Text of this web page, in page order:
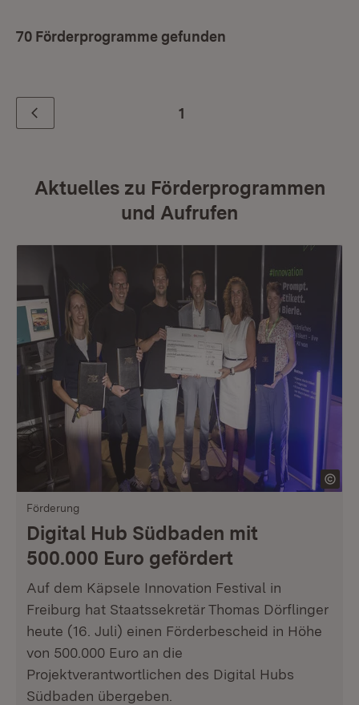
70 Förderprogramme gefunden
Zurück 1
Aktuelles zu Förderprogrammen
und Aufrufen
Förderung
Digital Hub Südbaden mit
500.000 Euro gefördert
Auf dem Käpsele Innovation Festival in
Freiburg hat Staatssekretär Thomas Dörflinger
heute (16. Juli) einen Förderbescheid in Höhe
von 500.000 Euro an die
Projektverantwortlichen des Digital Hubs
Südbaden übergeben.